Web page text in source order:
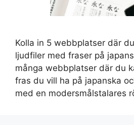
Kolla in 5 webbplatser där
ljudfiler med fraser på
många webbplatser där du
fras du vill ha på japanska
med en modersmålstalares